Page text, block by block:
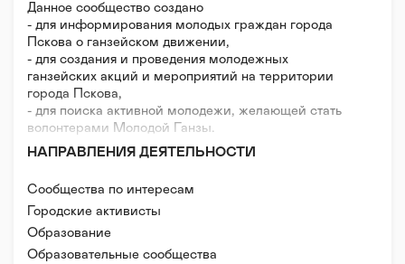
Данное сообщество создано
- для информирования молодых граждан города
Пскова о ганзейском движении,
- для создания и проведения молодежных
ганзейских акций и мероприятий на территории
города Пскова,
- для поиска активной молодежи, желающей стать
волонтерами Молодой Ганзы.
НАПРАВЛЕНИЯ ДЕЯТЕЛЬНОСТИ
Сообщества по интересам
Городские активисты
Образование
Образовательные сообщества